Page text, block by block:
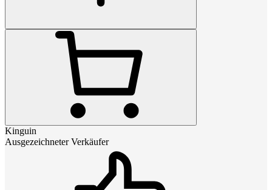
Kinguin
Ausgezeichneter Verkäufer